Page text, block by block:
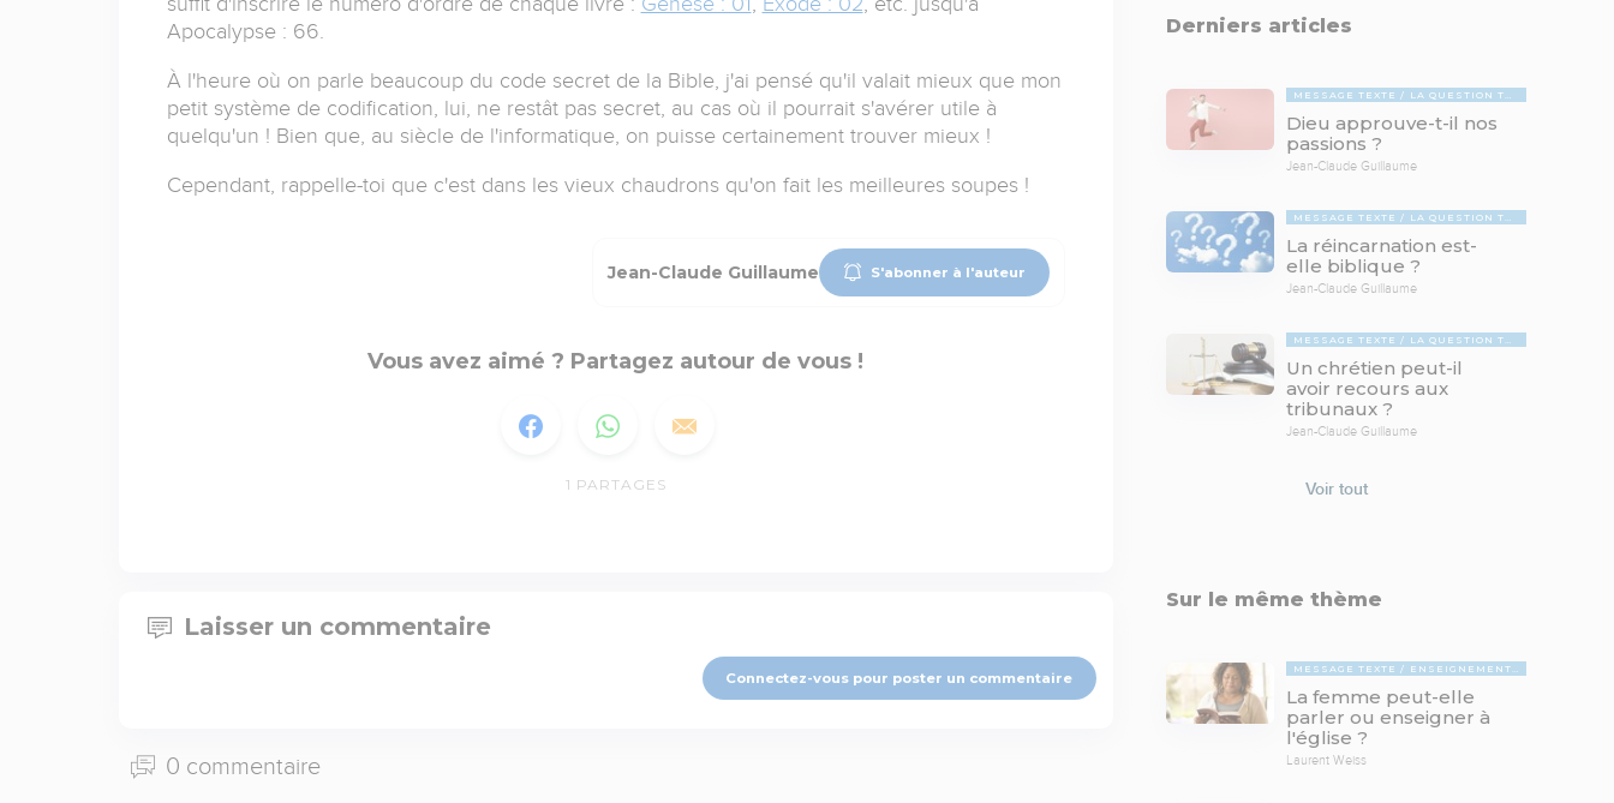
Apocalypse : 66.
À l'heure où on parle beaucoup du code secret de la Bible, j'ai pensé qu'il valait mieux que mon
petit système de codification, lui, ne restât pas secret, au cas où il pourrait s'avérer utile à
quelqu'un ! Bien que, au siècle de l'informatique, on puisse certainement trouver mieux !
Cependant, rappelle-toi que c'est dans les vieux chaudrons qu'on fait les meilleures soupes !
Jean-Claude Guillaume S'abonner à l'auteur
Vous avez aimé ? Partagez autour de vous !
1 PARTAGES
Laisser un commentaire
Connectez-vous pour poster un commentaire
0 commentaire
Derniers articles
MESSAGE TEXTE LA QUESTION TABOUE
Dieu approuve-t-il nos
passions ?
Jean-Claude Guillaume
MESSAGE TEXTE LA QUESTION TABOUE
La réincarnation est-
elle biblique ?
Jean-Claude Guillaume
MESSAGE TEXTE LA QUESTION TABOUE
Un chrétien peut-il
avoir recours aux
tribunaux ?
Jean-Claude Guillaume
Voir tout
Sur le même thème
MESSAGE TEXTE ENSEIGNEMENTS BIBLIQUES
La femme peut-elle
parler ou enseigner à
l'église ?
Laurent Weiss